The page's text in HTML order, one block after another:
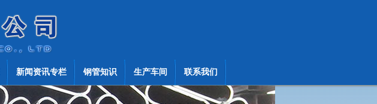
新闻资讯专栏 钢管知识 生产车间 联系我们